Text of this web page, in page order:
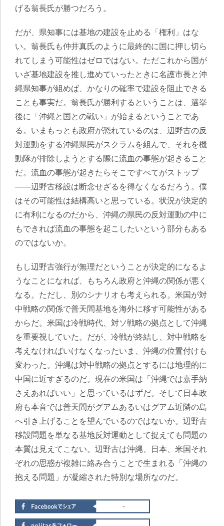
げる翁長氏が勝つだろう。
だが、県知事には基地の建設を止める「権利」はな
い。翁長氏も仲井真氏のように最終的に国に押し切ら
れてしまう可能性はゼロではない。ただこれから国が
いざ基地建設を推し進めていったときに名護市長と沖
縄県知事が組めば、かなりの確率で建設を阻止できる
ことも事実だ。翁長氏が勝利するということは、選挙
後に「沖縄と国との戦い」が始まるということであ
る。 いまもっとも政府が恐れているのは、辺野古の反
対運動をする沖縄県民がスクラムを組んで、それを機
動隊が排除しようとする際に流血の事態が起きること
だ。流血の事態が起きたらそこですべてがストップ
——辺野古移設は断念せざるを得なくなるだろう。僕
はその可能性は結構高いと思っている。状況が決定的
に有利になるのだから、沖縄の県民の反対運動の中に
もできれば流血の事態を起こしたいという部分もある
のではないか。
もし辺野古強行が無理だということが決定的になるよ
うなことになれば、もちろん政府と沖縄の関係が悪く
なる。ただし、別のシナリオも考えられる。米国が対
中戦略の関係で普天間基地を海外に移す可能性がある
からだ。米国は冷戦時代、対ソ戦略の拠点として沖縄
を重要視していた。だが、冷戦が終結し、対中戦略を
考えなければいけなくなったいま、沖縄の位置付けも
変わった。沖縄は対中戦略の拠点とするには地理的に
中国に近すぎるのだ。現在の米国は「沖縄では嘉手納
さえあればいい」と思っているはずだ。そして日本政
府も本音では普天間がグアムあるいはグアム近隣の島
へ引き上げることを望んでいるのではないか。辺野古
移設問題を単なる基地反対運動として捉えても問題の
本質は見えてこない。辺野古は沖縄、日本、米国それ
ぞれの思惑が複雑に絡み合うことで生まれる「沖縄の
抱える問題」が凝縮された特別な場所なのだ。
-